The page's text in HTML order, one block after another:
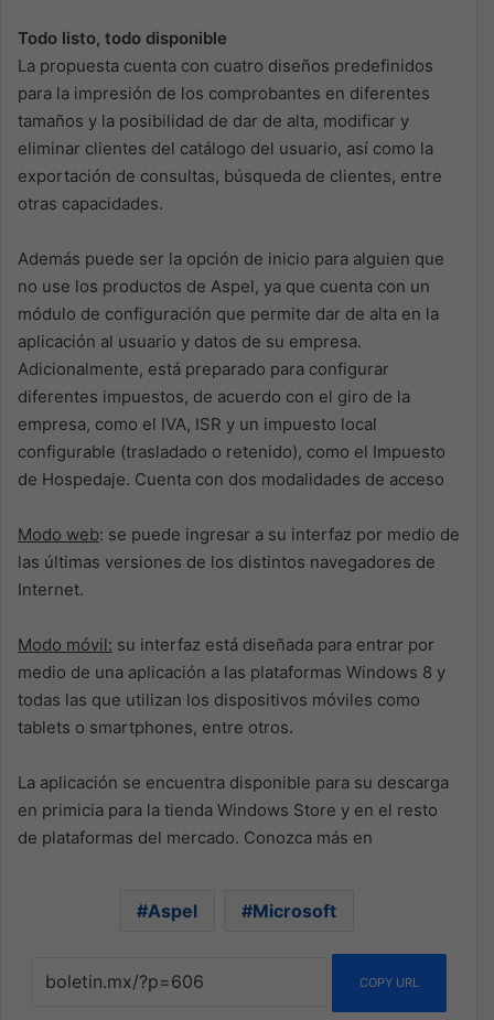
Todo listo, todo disponible
La propuesta cuenta con cuatro diseños predefinidos
para la impresión de los comprobantes en diferentes
tamaños y la posibilidad de dar de alta, modificar y
eliminar clientes del catálogo del usuario, así como la
exportación de consultas, búsqueda de clientes, entre
otras capacidades.
Además puede ser la opción de inicio para alguien que
no use los productos de Aspel, ya que cuenta con un
módulo de configuración que permite dar de alta en la
aplicación al usuario y datos de su empresa.
Adicionalmente, está preparado para configurar
diferentes impuestos, de acuerdo con el giro de la
empresa, como el IVA, ISR y un impuesto local
configurable (trasladado o retenido), como el Impuesto
de Hospedaje. Cuenta con dos modalidades de acceso
Modo web: se puede ingresar a su interfaz por medio de
las últimas versiones de los distintos navegadores de
Internet.
Modo móvil: su interfaz está diseñada para entrar por
medio de una aplicación a las plataformas Windows 8 y
todas las que utilizan los dispositivos móviles como
tablets o smartphones, entre otros.
La aplicación se encuentra disponible para su descarga
en primicia para la tienda Windows Store y en el resto
de plataformas del mercado. Conozca más en
Aspel Microsoft
COPY URL